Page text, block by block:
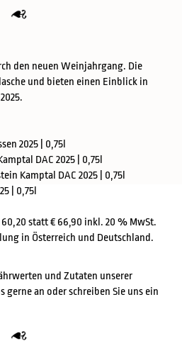
den neuen Weinjahrgang. Die
und bieten einen Einblick in
2025 | 0,75l
DAC 2025 | 0,75l
Kamptal DAC 2025 | 0,75l
| 0,75l
statt € 66,90 inkl. 20 % MwSt.
in Österreich und Deutschland.
und Zutaten unserer
gerne an oder schreiben Sie uns ein